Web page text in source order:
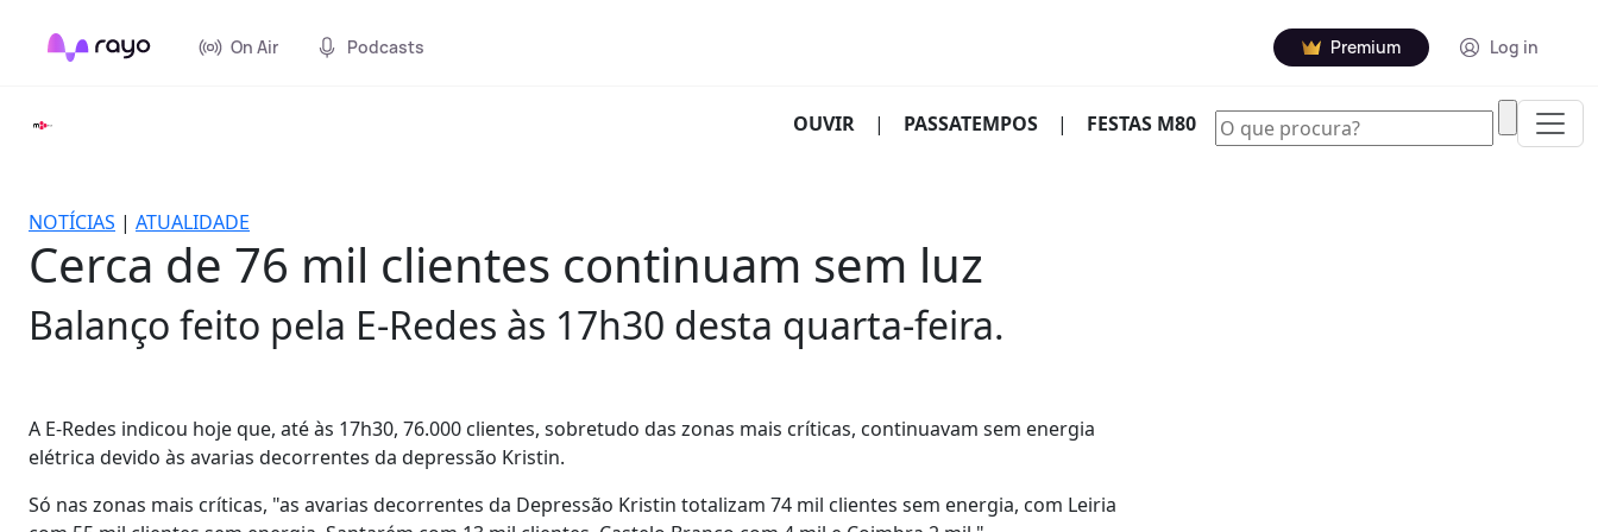
On Air Podcasts Premium Log in
OUVIR (CURRENT)
| PASSATEMPOS | FESTAS M80
NOTÍCIAS | ATUALIDADE
Cerca de 76 mil clientes continuam sem luz
Balanço feito pela E-Redes às 17h30 desta quarta-feira.
A E-Redes indicou hoje que, até às 17h30, 76.000 clientes, sobretudo das zonas mais críticas, continuavam sem energia
elétrica devido às avarias decorrentes da depressão Kristin.
Só nas zonas mais críticas, "as avarias decorrentes da Depressão Kristin totalizam 74 mil clientes sem energia, com Leiria